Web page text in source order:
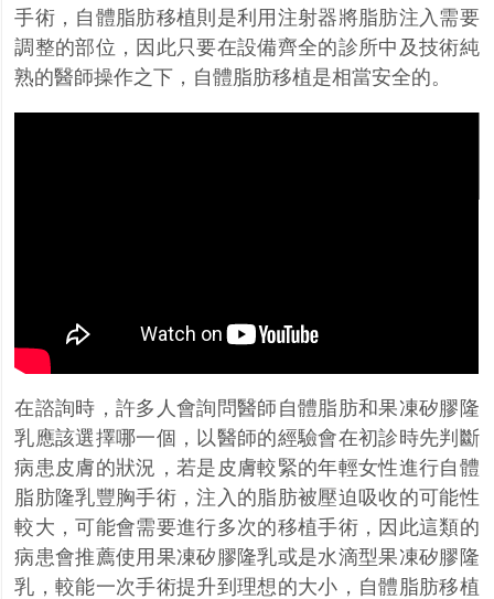
手術，自體脂肪移植則是利用注射器將脂肪注入需要
調整的部位，因此只要在設備齊全的診所中及技術純
熟的醫師操作之下，自體脂肪移植是相當安全的。
在諮詢時，許多人會詢問醫師自體脂肪和果凍矽膠隆
乳應該選擇哪一個，以醫師的經驗會在初診時先判斷
病患皮膚的狀況，若是皮膚較緊的年輕女性進行自體
脂肪隆乳豐胸手術，注入的脂肪被壓迫吸收的可能性
較大，可能會需要進行多次的移植手術，因此這類的
病患會推薦使用果凍矽膠隆乳或是水滴型果凍矽膠隆
乳，較能一次手術提升到理想的大小，自體脂肪移植